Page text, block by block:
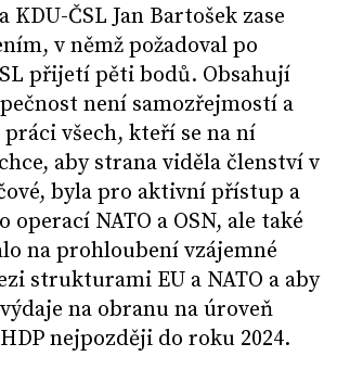
KDU-ČSL Jan Bartošek zase
v němž požadoval po
přijetí pěti bodů. Obsahují
není samozřejmostí a
všech, kteří se na ní
aby strana viděla členství v
byla pro aktivní přístup a
operací NATO a OSN, ale také
na prohloubení vzájemné
strukturami EU a NATO a aby
na obranu na úroveň
nejpozději do roku 2024.